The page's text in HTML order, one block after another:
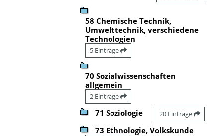
58 Chemische Technik,
Umwelttechnik, verschiedene
Technologien
5 Einträge
70 Sozialwissenschaften
allgemein
2 Einträge
71 Soziologie 20 Einträge
73 Ethnologie, Volkskunde